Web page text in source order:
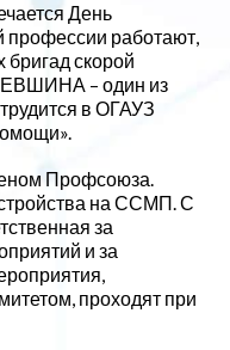
День
профессии работают,
бригад скорой
– один из
в ОГАУЗ
Профсоюза.
на ССМП. С
за
и за
проходят при